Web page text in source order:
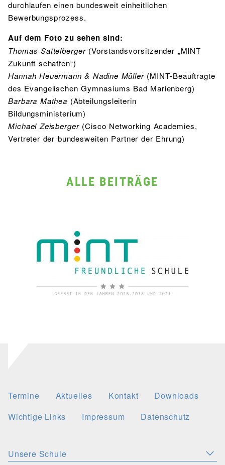
durchlaufen einen bundesweit einheitlichen
Bewerbungsprozess.
Auf dem Foto zu sehen sind:
Thomas Sattelberger(Vorstandsvorsitzender „MINT
Zukunft schaffen“)
Hannah Heuermann & Nadine Müller (MINT-Beauftragte
des Evangelischen Gymnasiums Bad Marienberg)
Barbara Mathea (Abteilungsleiterin
Bildungsministerium)
Michael Zeisberger(Cisco Networking Academies,
Vertreter der bundesweiten Partner der Ehrung)
ALLE BEITRÄGE
Termine Aktuelles Kontakt
Downloads
Wichtige Links
Impressum Datenschutz
Unsere Schule